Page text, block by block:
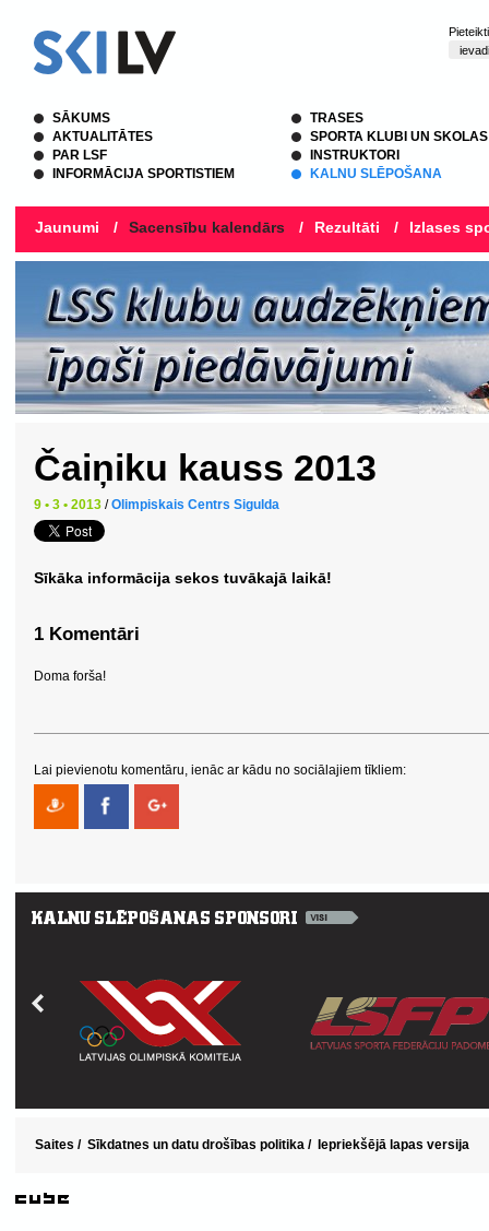
SĀKUMS
AKTUALITĀTES
PAR LSF
INFORMĀCIJA SPORTISTIEM
TRASES
SPORTA KLUBI UN SKOLAS
INSTRUKTORI
KALNU SLĒPOŠANA
Jaunumi / Sacensību kalendārs / Rezultāti / Izlases
Čaiņiku kauss 2013
9 • 3 • 2013 /Olimpiskais Centrs Sigulda
Sīkāka informācija sekos tuvākajā laikā!
1 Komentāri
Doma forša!
Lai pievienotu komentāru, ienāc ar kādu no sociālajiem tīkliem:
Saites / Sīkdatnes un datu drošības politika / Iepriekšējā lapas versija